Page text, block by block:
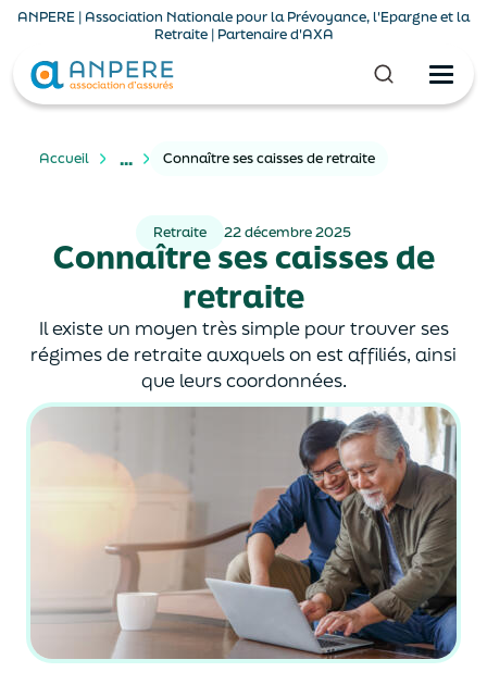
ANPERE | Association Nationale pour la Prévoyance, l'Epargne et la
Retraite | Partenaire d'AXA
Accueil ... Connaître ses caisses de retraite
Retraite 22 décembre 2025
Connaître ses caisses de
retraite
Il existe un moyen très simple pour trouver ses
régimes de retraite auxquels on est affiliés, ainsi
que leurs coordonnées.